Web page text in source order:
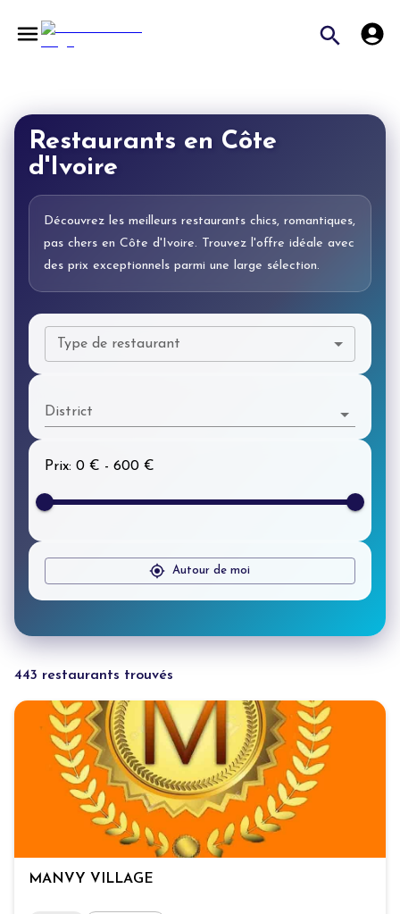
Restaurants en Côte
d'Ivoire
Découvrez les meilleurs restaurants chics, romantiques,
pas chers en Côte d'Ivoire. Trouvez l'offre idéale avec
des prix exceptionnels parmi une large sélection.
Type de restaurant
District
Prix: 0 € - 600 €
Autour de moi
443 restaurants trouvés
MANVY VILLAGE